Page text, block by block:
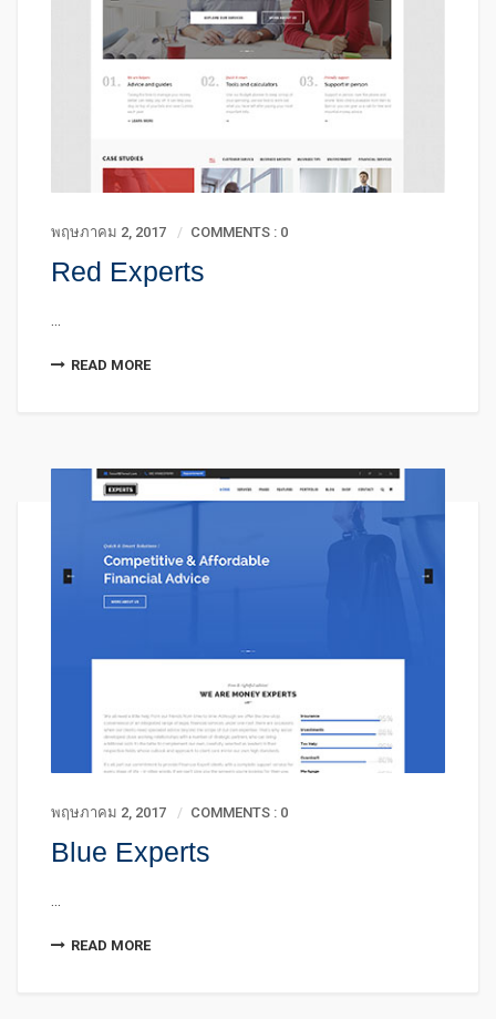
พฤษภาคม 2, 2017 COMMENTS : 0
Red Experts
...
READ MORE
พฤษภาคม 2, 2017 COMMENTS : 0
Blue Experts
...
READ MORE